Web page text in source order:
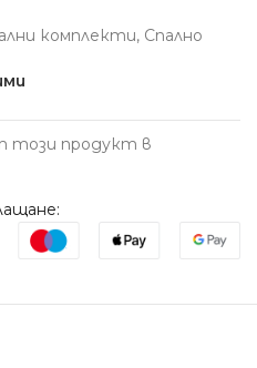
комплекти, Спално
този продукт в